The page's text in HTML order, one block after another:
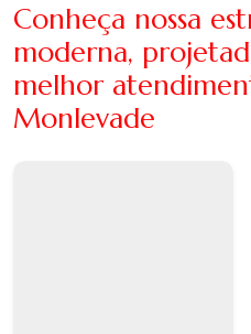
Conheça nossa
moderna,
melhor
Monlevade